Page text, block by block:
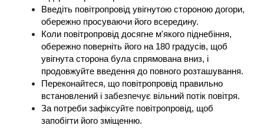
Введіть повітропровід увігнутою стороною догори,
обережно просуваючи його всередину.
Коли повітропровід досягне м'якого піднебіння,
обережно поверніть його на 180 градусів, щоб
увігнута сторона була спрямована вниз, і
продовжуйте введення до повного розташування.
Переконайтеся, що повітропровід правильно
встановлений і забезпечує вільний потік повітря.
За потреби зафіксуйте повітропровід, щоб
запобігти його зміщенню.